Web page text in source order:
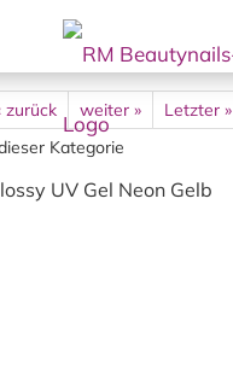
zurück weiter » Letzter »
Kategorie
UV Gel Neon Gelb